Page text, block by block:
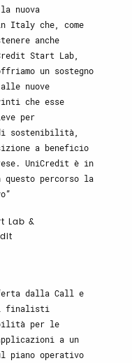
nuova
Italy che, come
anche
Start Lab,
un sostegno
nuove
che esse
per
sostenibilità,
a beneficio
UniCredit è in
questo percorso la
Lab &
dalla Call e
finalisti
per le
a un
piano operativo